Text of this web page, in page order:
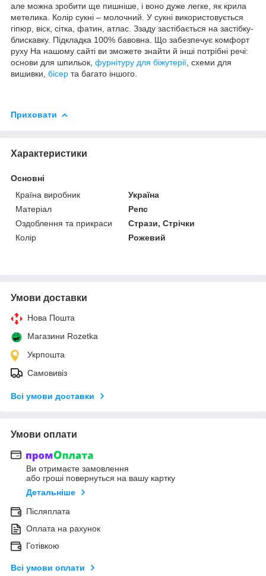
але можна зробити ще пишніше, і воно дуже легке, як крила
метелика. Колір сукні – молочний. У сукні використовується
гіпюр, віск, сітка, фатин, атлас. Ззаду застібається на застібку-
блискавку. Підкладка 100% бавовна. Що забезпечує комфорт
руху На нашому сайті ви зможете знайти й інші потрібні речі:
основи для шпильок, фурнітуру для біжутерії , схеми для
вишивки, бісер та багато іншого.
Приховати
Характеристики
Основні
Країна виробник
Україна
Матеріал
Репс
Оздоблення та прикраси
Стрази, Стрічки
Колір
Рожевий
Умови доставки
Нова Пошта
Магазини Rozetka
Укрпошта
Самовивіз
Всі умови доставки
Умови оплати
Ви отримаєте замовлення
або гроші повернуться на вашу картку
Детальніше
Післяплата
Оплата на рахунок
Готівкою
Всі умови оплати